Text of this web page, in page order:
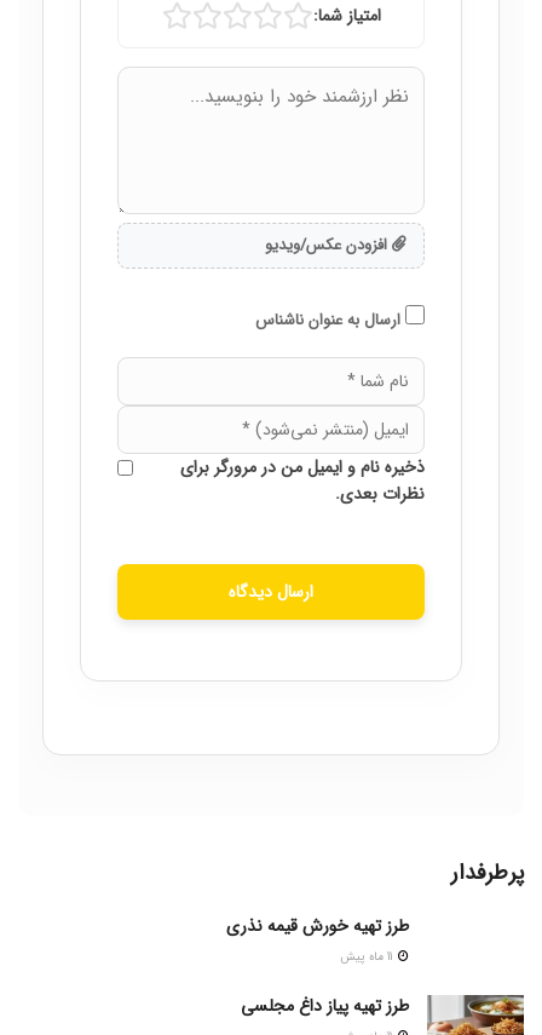
امتیاز شما:
افزودن عکس/ویدیو
ارسال به عنوان ناشناس
ذخیره نام و ایمیل من در مرورگر برای
نظرات بعدی.
ارسال دیدگاه
پرطرفدار
طرز تهیه خورش قیمه نذری
طرز تهیه پیاز داغ مجلسی